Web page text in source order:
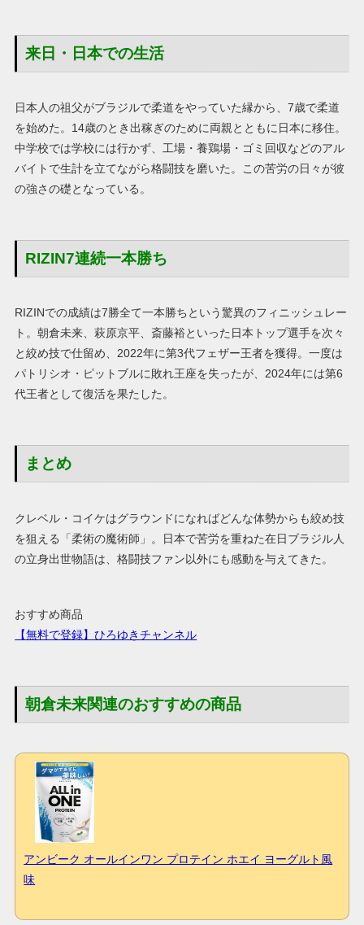
来日・日本での生活
日本人の祖父がブラジルで柔道をやっていた縁から、7歳で柔道
を始めた。14歳のとき出稼ぎのために両親とともに日本に移住。
中学校では学校には行かず、工場・養鶏場・ゴミ回収などのアル
バイトで生計を立てながら格闘技を磨いた。この苦労の日々が彼
の強さの礎となっている。
RIZIN7連続一本勝ち
RIZINでの成績は7勝全て一本勝ちという驚異のフィニッシュレー
ト。朝倉未来、萩原京平、斎藤裕といった日本トップ選手を次々
と絞め技で仕留め、2022年に第3代フェザー王者を獲得。一度は
パトリシオ・ピットブルに敗れ王座を失ったが、2024年には第6
代王者として復活を果たした。
まとめ
クレベル・コイケはグラウンドになればどんな体勢からも絞め技
を狙える「柔術の魔術師」。日本で苦労を重ねた在日ブラジル人
の立身出世物語は、格闘技ファン以外にも感動を与えてきた。
おすすめ商品
【無料で登録】ひろゆきチャンネル
朝倉未来関連のおすすめの商品
アンビーク オールインワン プロテイン ホエイ ヨーグルト風
味